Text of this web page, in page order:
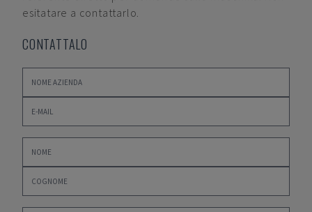
esitatare a contattarlo.
CONTATTALO